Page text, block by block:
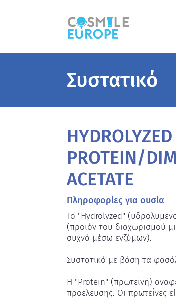
Συστατικό
PROTEIN/
ACETATE
Πληροφορίες για ουσία
Το "Hydrolyzed"
(προϊόν του διαχωρισμού
συχνά μέσω ενζύμων).
Συστατικό με βάση τα
Η "Protein" (πρωτεΐνη)
προέλευσης. Οι πρωτεΐνες